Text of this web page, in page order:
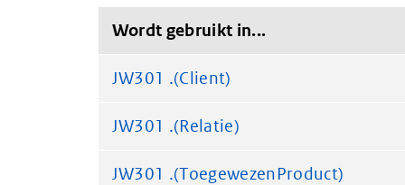
Wordt gebruikt in...
JW301 .(Client)
JW301 .(Relatie)
JW301 .(ToegewezenProduct)